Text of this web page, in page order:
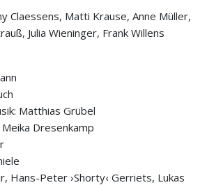
Claessens, Matti Krause, Anne Müller,
Julia Wieninger, Frank Willens
Matthias Grübel
Dresenkamp
Hans-Peter ›Shorty‹ Gerriets, Lukas